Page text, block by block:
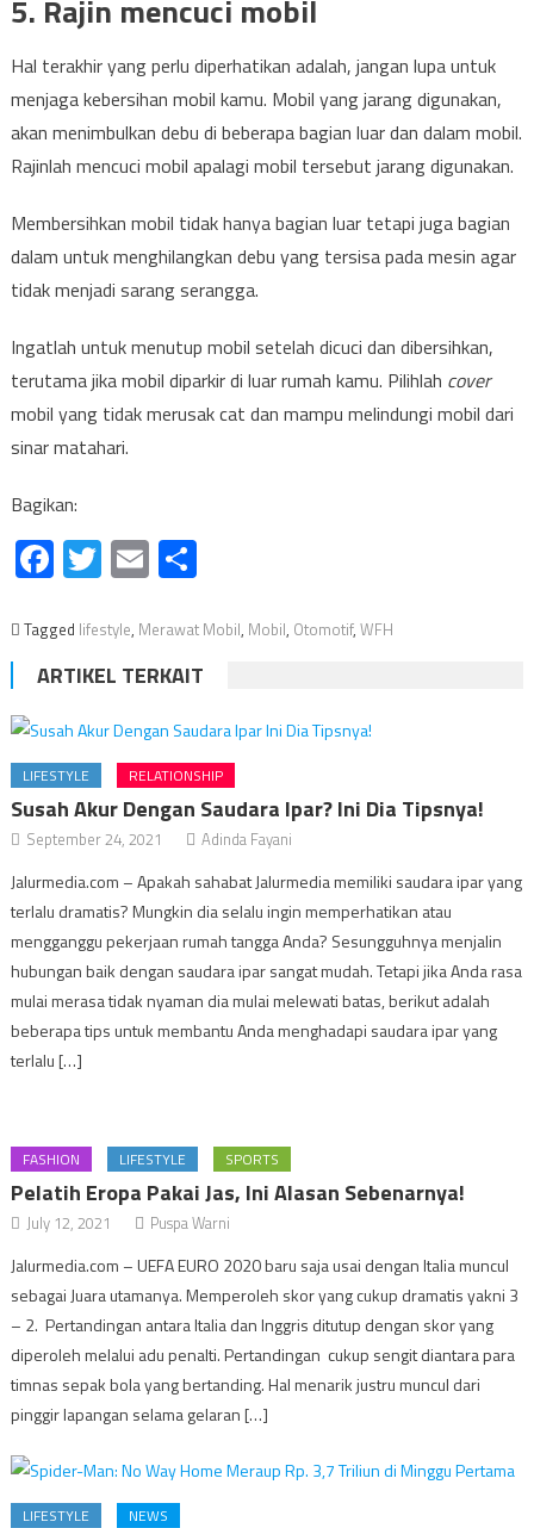
5. Rajin mencuci mobil
Hal terakhir yang perlu diperhatikan adalah, jangan lupa untuk
menjaga kebersihan mobil kamu. Mobil yang jarang digunakan,
akan menimbulkan debu di beberapa bagian luar dan dalam mobil.
Rajinlah mencuci mobil apalagi mobil tersebut jarang digunakan.
Membersihkan mobil tidak hanya bagian luar tetapi juga bagian
dalam untuk menghilangkan debu yang tersisa pada mesin agar
tidak menjadi sarang serangga.
Ingatlah untuk menutup mobil setelah dicuci dan dibersihkan,
terutama jika mobil diparkir di luar rumah kamu. Pilihlah cover
mobil yang tidak merusak cat dan mampu melindungi mobil dari
sinar matahari.
Bagikan:
Facebook
Twitter
EmailShare
Tagged lifestyle, Merawat Mobil, Mobil, Otomotif, WFH
ARTIKEL TERKAIT
LIFESTYLE RELATIONSHIP
Susah Akur Dengan Saudara Ipar? Ini Dia Tipsnya!
September 24, 2021 Adinda Fayani
Jalurmedia.com – Apakah sahabat Jalurmedia memiliki saudara ipar yang
terlalu dramatis? Mungkin dia selalu ingin memperhatikan atau
mengganggu pekerjaan rumah tangga Anda? Sesungguhnya menjalin
hubungan baik dengan saudara ipar sangat mudah. Tetapi jika Anda rasa
mulai merasa tidak nyaman dia mulai melewati batas, berikut adalah
beberapa tips untuk membantu Anda menghadapi saudara ipar yang
terlalu […]
FASHION LIFESTYLE SPORTS
Pelatih Eropa Pakai Jas, Ini Alasan Sebenarnya!
July 12, 2021 Puspa Warni
Jalurmedia.com – UEFA EURO 2020 baru saja usai dengan Italia muncul
sebagai Juara utamanya. Memperoleh skor yang cukup dramatis yakni 3
– 2. Pertandingan antara Italia dan Inggris ditutup dengan skor yang
diperoleh melalui adu penalti. Pertandingan cukup sengit diantara para
timnas sepak bola yang bertanding. Hal menarik justru muncul dari
pinggir lapangan selama gelaran […]
LIFESTYLE NEWS